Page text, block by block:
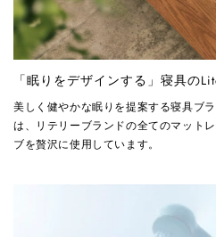
「眠りをデザインする」寝具の
美しく健やかな眠りを提案する寝具ブ
は、リテリーブランドの全てのマット
ブを贅沢に使用しています。